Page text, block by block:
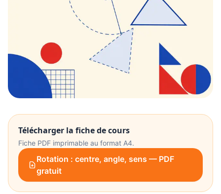
Télécharger la fiche de cours
Fiche PDF imprimable au format A4.
Rotation : centre, angle, sens — PDF
gratuit